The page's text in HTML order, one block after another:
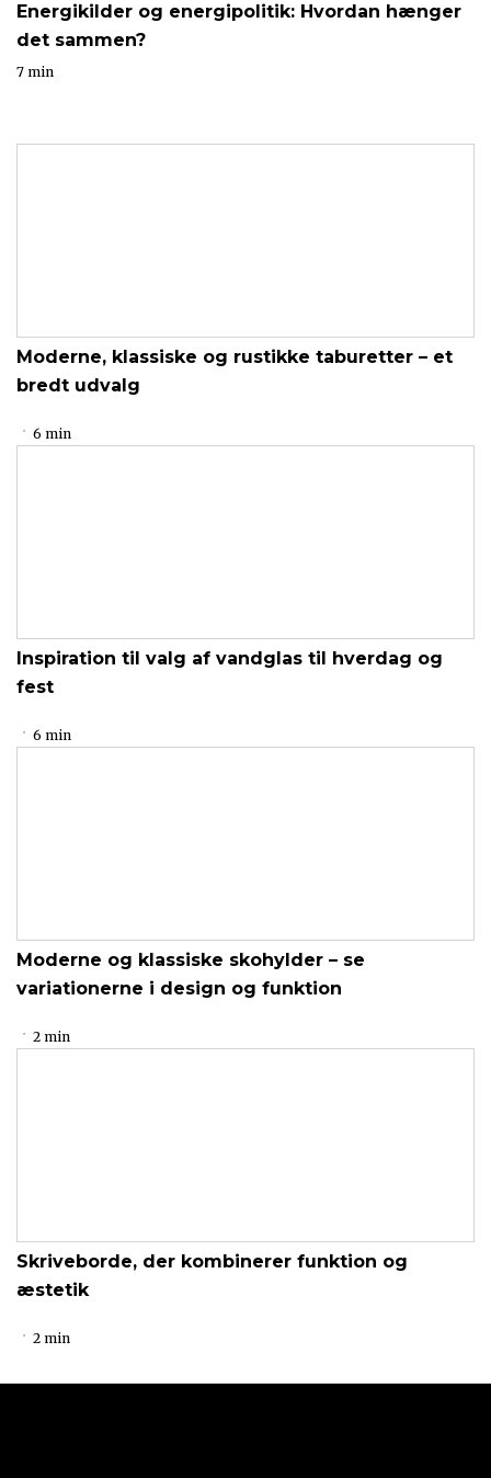
Energikilder og energipolitik: Hvordan hænger
det sammen?
7 min
Moderne, klassiske og rustikke taburetter – et
bredt udvalg
6 min
Inspiration til valg af vandglas til hverdag og
fest
6 min
Moderne og klassiske skohylder – se
variationerne i design og funktion
2 min
Skriveborde, der kombinerer funktion og
æstetik
2 min